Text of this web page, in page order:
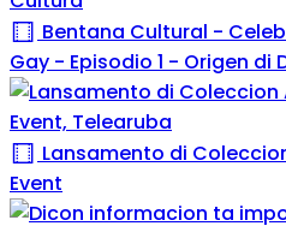
Bentana Cultural -
Gay - Episodio 1 - Origen di
Lansamento di
Event